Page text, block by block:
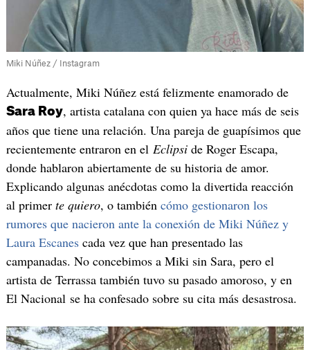
Miki Núñez / Instagram
Actualmente, Miki Núñez está felizmente enamorado de
Sara Roy, artista catalana con quien ya hace más de seis
años que tiene una relación. Una pareja de guapísimos que
recientemente entraron en el Eclipside Roger Escapa,
donde hablaron abiertamente de su historia de amor.
Explicando algunas anécdotas como la divertida reacción
al primer te quiero, o tambiéncómo gestionaron los
rumores que nacieron ante la conexión de Miki Núñez y
Laura Escanes cada vez que han presentado las
campanadas. No concebimos a Miki sin Sara, pero el
artista de Terrassa también tuvo su pasado amoroso, y en
El Nacional se ha confesado sobre su cita más desastrosa.